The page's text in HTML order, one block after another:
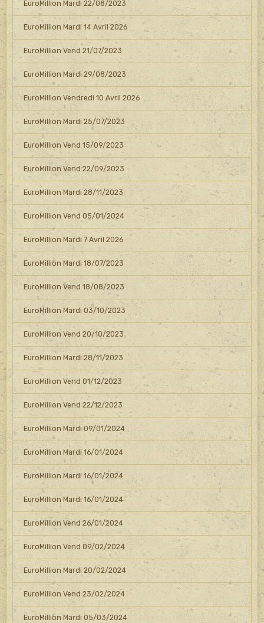
EuroMillion Mardi 22/08/2023
EuroMillion Mardi 14 Avril 2026
EuroMillion Vend 21/07/2023
EuroMillion Mardi 29/08/2023
EuroMillion Vendredi 10 Avril 2026
EuroMillion Mardi 25/07/2023
EuroMillion Vend 15/09/2023
EuroMillion Vend 22/09/2023
EuroMillion Mardi 28/11/2023
EuroMillion Vend 05/01/2024
EuroMillion Mardi 7 Avril 2026
EuroMillion Mardi 18/07/2023
EuroMillion Vend 18/08/2023
EuroMillion Mardi 03/10/2023
EuroMillion Vend 20/10/2023
EuroMillion Mardi 28/11/2023
EuroMillion Vend 01/12/2023
EuroMillion Vend 22/12/2023
EuroMillion Mardi 09/01/2024
EuroMillion Mardi 16/01/2024
EuroMillion Mardi 16/01/2024
EuroMillion Mardi 16/01/2024
EuroMillion Vend 26/01/2024
EuroMillion Vend 09/02/2024
EuroMillion Mardi 20/02/2024
EuroMillion Vend 23/02/2024
EuroMillion Mardi 05/03/2024